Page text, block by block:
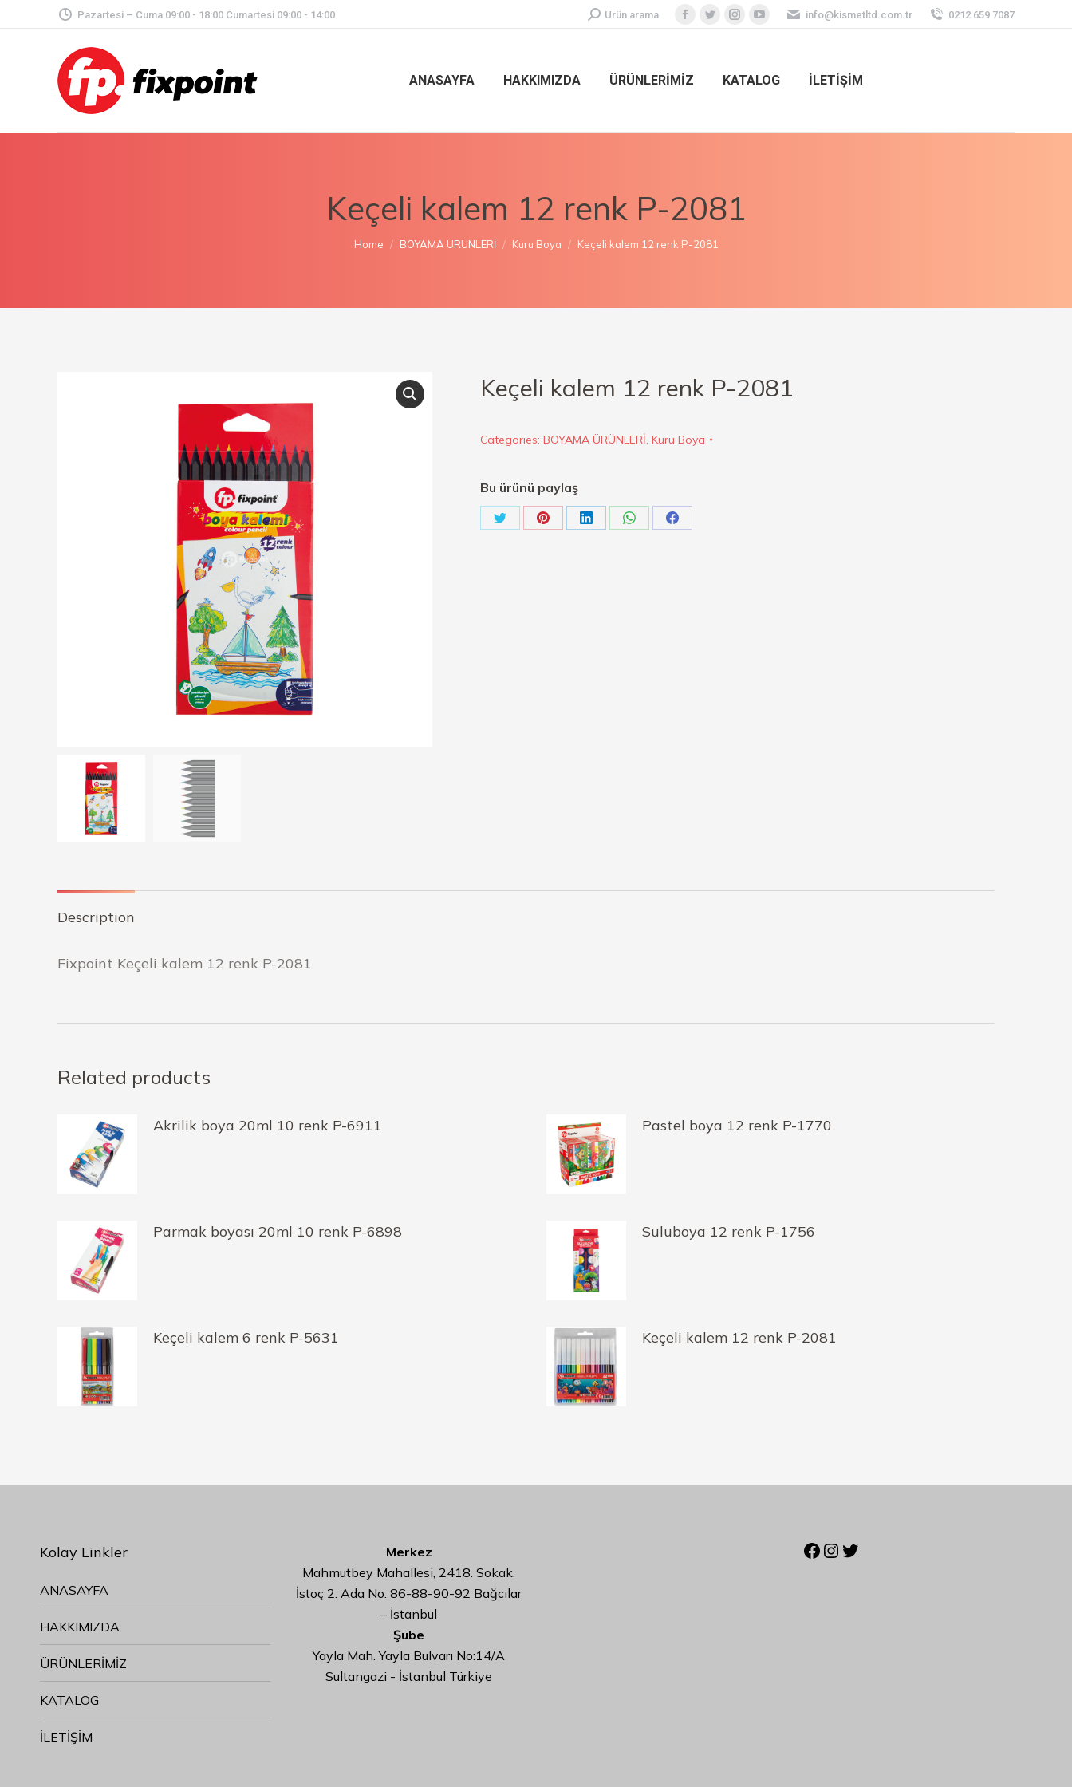
Pazartesi – Cuma 09:00 - 18:00 Cumartesi 09:00 - 14:00 Ürün arama info@kismetltd.com.tr 0212 659 7087
ANASAYFA HAKKIMIZDA ÜRÜNLERİMİZ KATALOG İLETİŞİM
Keçeli kalem 12 renk P-2081
You are here:
Home BOYAMA ÜRÜNLERİ Kuru Boya Keçeli kalem 12 renk P-2081
Keçeli kalem 12 renk P-2081
Categories: BOYAMA ÜRÜNLERİ, Kuru Boya
Bu ürünü paylaş
Description
Fixpoint Keçeli kalem 12 renk P-2081
Related products
Akrilik boya 20ml 10 renk P-6911 Pastel boya 12 renk P-1770
Parmak boyası 20ml 10 renk P-6898 Suluboya 12 renk P-1756
Keçeli kalem 6 renk P-5631 Keçeli kalem 12 renk P-2081
Kolay Linkler
ANASAYFA
HAKKIMIZDA
ÜRÜNLERİMİZ
KATALOG
İLETİŞİM
Merkez
Mahmutbey Mahallesi, 2418. Sokak,
İstoç 2. Ada No: 86-88-90-92 Bağcılar
– İstanbul
Şube
Yayla Mah. Yayla Bulvarı No:14/A
Sultangazi - İstanbul Türkiye